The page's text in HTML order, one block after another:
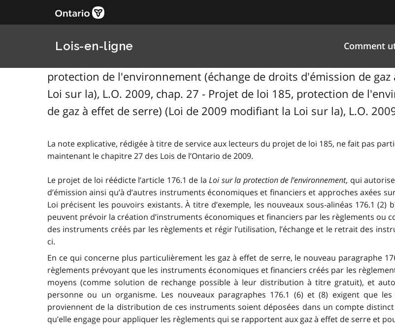
Lois-en-ligne Comment
protection de l'environnement (échange de droits d'émission de
Loi sur la), L.O. 2009, chap. 27 - Projet de loi 185, protection de
de gaz à effet de serre) (Loi de 2009 modifiant la Loi sur la), L.O.
La note explicative, rédigée à titre de service aux lecteurs du projet de loi 185, ne fait pas
maintenant le chapitre 27 des Lois de l’Ontario de 2009.
Le projet de loi réédicte l’article 176.1 de laLoi sur la protection de l’environnement, qui
d’émission ainsi qu’à d’autres instruments économiques et financiers et approches axées
Loi précisent les pouvoirs existants. À titre d’exemple, les nouveaux sous-alinéas 176.1
peuvent prévoir la création d’instruments économiques et financiers par les règlements
des instruments créés par les règlements et régir l’utilisation, l’échange et le retrait des
ci.
En ce qui concerne plus particulièrement les gaz à effet de serre, le nouveau paragraphe
règlements prévoyant que les instruments économiques et financiers créés par les
moyens (comme solution de rechange possible à leur distribution à titre gratuit), et
personne ou un organisme. Les nouveaux paragraphes 176.1 (6) et (8) exigent que
proviennent de la distribution de ces instruments soient déposées dans un compte
qu’elle engage pour appliquer les règlements qui se rapportent aux gaz à effet de serre et